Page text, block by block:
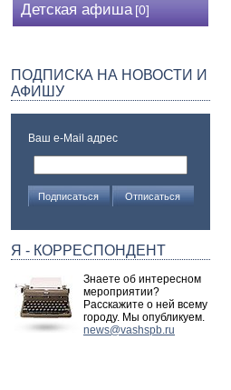
Детская афиша [0]
ПОДПИСКА НА НОВОСТИ И
АФИШУ
Ваш e-Mail адрес
Я - КОРРЕСПОНДЕНТ
Знаете об интересном
мероприятии?
Расскажите о ней всему
городу. Мы опубликуем.
news@vashspb.ru